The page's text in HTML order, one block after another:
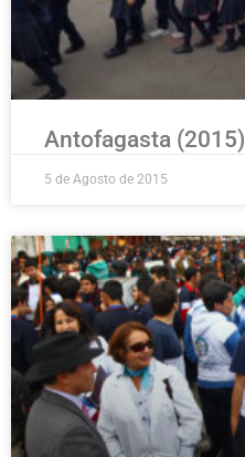
Antofagasta (2015)
5 de Agosto de 2015